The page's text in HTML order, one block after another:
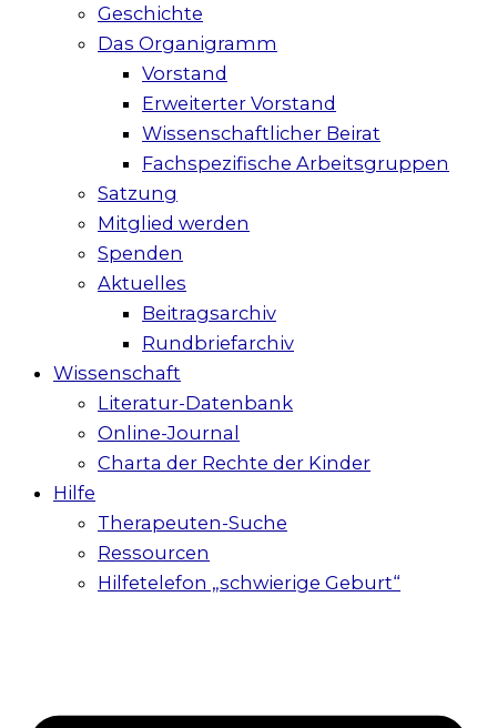
Geschichte
Das Organigramm
Vorstand
Erweiterter Vorstand
Wissenschaftlicher Beirat
Fachspezifische Arbeitsgruppen
Satzung
Mitglied werden
Spenden
Aktuelles
Beitragsarchiv
Rundbriefarchiv
Wissenschaft
Literatur-Datenbank
Online-Journal
Charta der Rechte der Kinder
Hilfe
Therapeuten-Suche
Ressourcen
Hilfetelefon „schwierige Geburt“